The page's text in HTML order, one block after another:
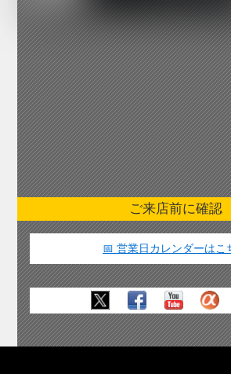
ご来店前に確認
📅 営業日カレンダーはこ